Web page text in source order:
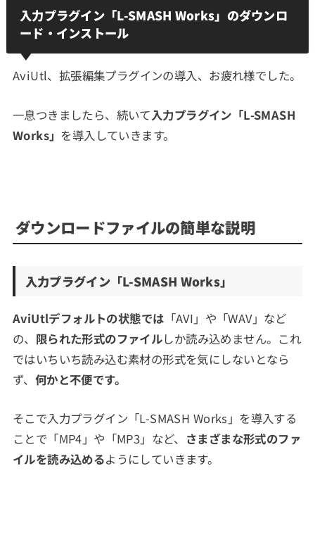
入力プラグイン「L-SMASH Works」のダウンロ
ード・インストール
AviUtl、拡張編集プラグインの導入、お疲れ様でした。
一息つきましたら、続いて入力プラグイン「L-SMASH
Works」 を導入していきます。
ダウンロードファイルの簡単な説明
入力プラグイン「L-SMASH Works」
AviUtlデフォルトの状態では 「AVI」や「WAV」など
の、 限られた形式のファイルしか読み込めません。これ
ではいちいち読み込む素材の形式を気にしないとなら
ず、 何かと不便です。
そこで入力プラグイン「L-SMASH Works」を導入する
ことで「MP4」や「MP3」など、 さまざまな形式のファ
イルを読み込めるようにしていきます。